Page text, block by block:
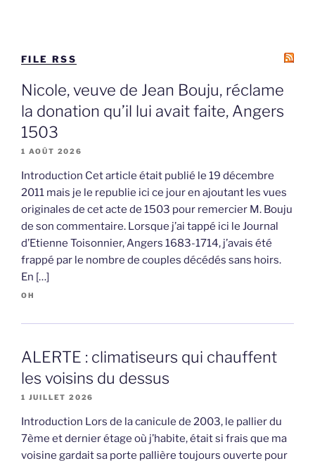
FILE RSS
Nicole, veuve de Jean Bouju, réclame
la donation qu’il lui avait faite, Angers
1503
1 AOÛT 2026
Introduction Cet article était publié le 19 décembre
2011 mais je le republie ici ce jour en ajoutant les vues
originales de cet acte de 1503 pour remercier M. Bouju
de son commentaire. Lorsque j’ai tappé ici le Journal
d’Etienne Toisonnier, Angers 1683-1714, j’avais été
frappé par le nombre de couples décédés sans hoirs.
En […]
OH
ALERTE : climatiseurs qui chauffent
les voisins du dessus
1 JUILLET 2026
Introduction Lors de la canicule de 2003, le pallier du
7ème et dernier étage où j’habite, était si frais que ma
voisine gardait sa porte pallière toujours ouverte pour